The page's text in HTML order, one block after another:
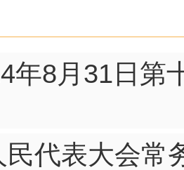
年8月31日第
民代表大会